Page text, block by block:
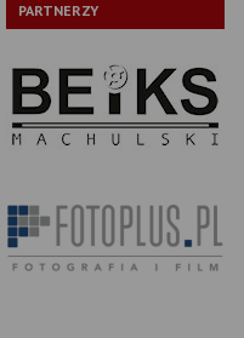
PARTNERZY